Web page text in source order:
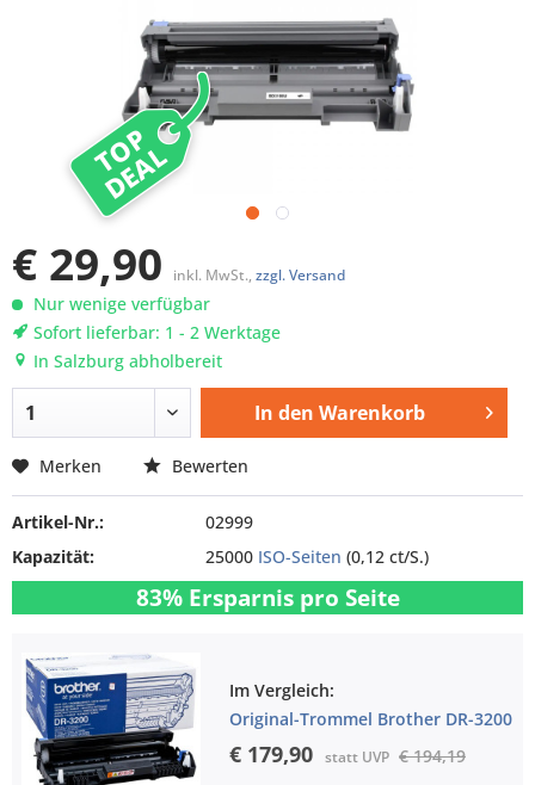
TOP
DEAL
€ 29,90 inkl. MwSt., zzgl. Versand
Nur wenige verfügbar
Sofort lieferbar: 1 - 2 Werktage
In Salzburg abholbereit
In den Warenkorb
Merken Bewerten
Artikel-Nr.:
02999
Kapazität:
25000 ISO-Seiten (0,12 ct/S.)
83% Ersparnis pro Seite
Im Vergleich:
Original-Trommel Brother DR-3200
€ 179,90 statt UVP € 194,19